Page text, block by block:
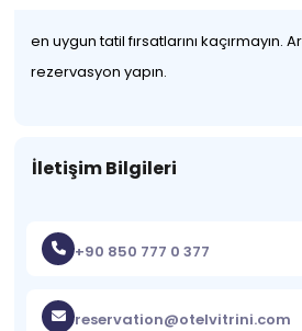
en uygun tatil fırsatlarını kaçırmayın.
rezervasyon yapın.
İletişim Bilgileri
+90 850 777 0 377
reservation@otelvitrini.com